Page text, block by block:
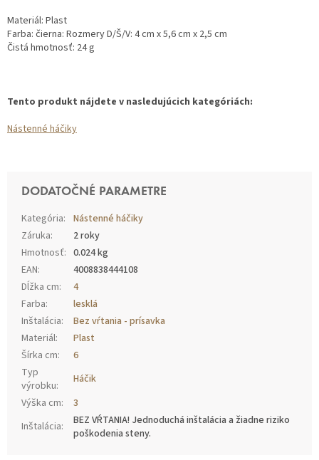
Materiál: Plast
Farba: čierna: Rozmery D/Š/V: 4 cm x 5,6 cm x 2,5 cm
Čistá hmotnosť: 24 g
Tento produkt nájdete v nasledujúcich kategóriách:
Nástenné háčiky
DODATOČNÉ PARAMETRE
Kategória: Nástenné háčiky
Záruka:
2 roky
Hmotnosť: 0.024 kg
EAN:
4008838444108
Dĺžka cm:
4
Farba:
lesklá
Inštalácia:
Bez vŕtania - prísavka
Materiál:
Plast
Šírka cm:
6
Typ
výrobku:
Háčik
Výška cm:
3
Inštalácia:
BEZ VŔTANIA! Jednoduchá inštalácia a žiadne riziko
poškodenia steny.